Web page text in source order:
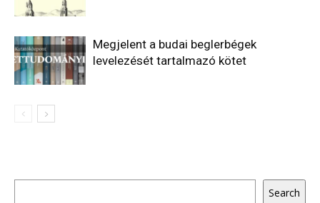
Megjelent a budai beglerbégek
levelezését tartalmazó kötet
Search